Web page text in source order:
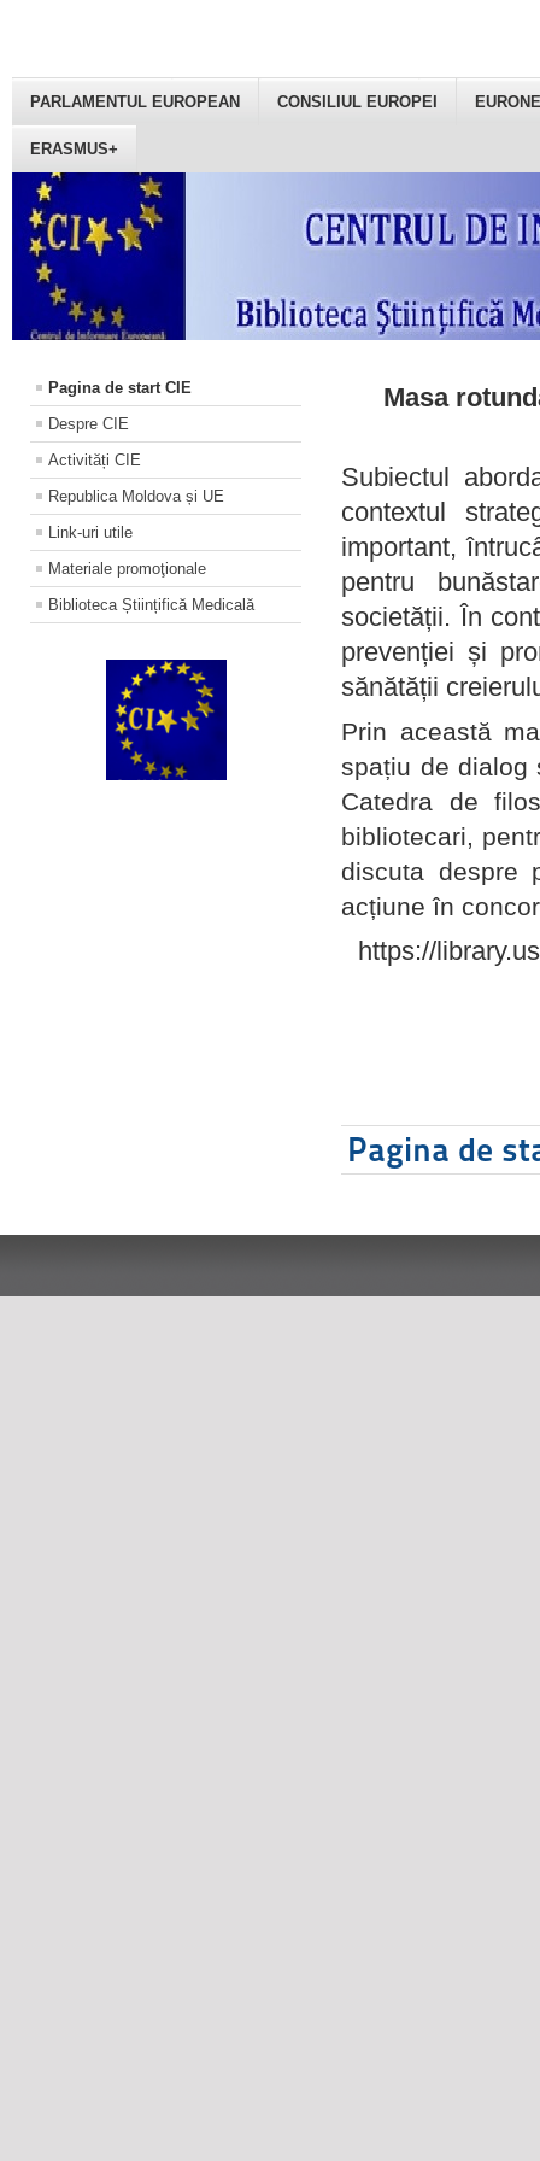
PARLAMENTUL EUROPEAN CONSILIUL EUROPEI
ERASMUS+
Pagina de start CIE
Despre CIE
Activități CIE
Republica Moldova și UE
Link-uri utile
Materiale promoţionale
Biblioteca Științifică Medicală
Masa
Subiectul
contextul
important,
pentru
societății. În
prevenției și
sănătății
Prin această
spațiu de dialog
Catedra de
bibliotecari,
discuta despre
acțiune în
https://
Pagina de